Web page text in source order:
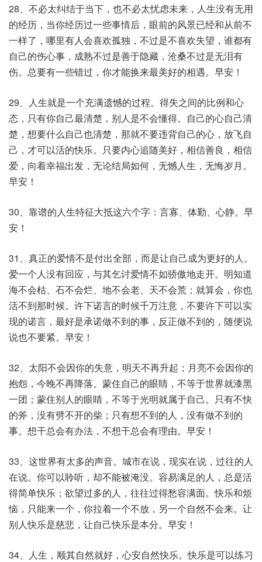
28、不必太纠结于当下，也不必太忧虑未来，人生没有无用
的经历，当你经历过一些事情后，眼前的风景已经和从前不
一样了，哪里有人会喜欢孤独，不过是不喜欢失望，谁都有
自己的伤心事，成熟不过是善于隐藏，沧桑不过是无泪有
伤。总要有一些错过，你才能换来最美好的相遇。早安！
29、人生就是一个充满遗憾的过程。得失之间的比例和心
态，只有你自己最清楚，别人是不会懂得。自己的心自己清
楚，想要什么自己也清楚，那就不要违背自己的心，放飞自
己，才可以活的快乐。只要内心追随美好，相信善良，相信
爱，向着幸福出发，无论结局如何，无憾人生，无悔岁月。
早安！
30、靠谱的人生特征大抵这六个字：言寡、体勤、心静。早
安！
31、真正的爱情不是付出全部，而是让自己成为更好的人。
爱一个人没有回应，与其乞讨爱情不如骄傲地走开。明知道
海不会枯、石不会烂、地不会老、天不会荒；就算会，你也
活不到那时候。许下诺言的时候千万注意，不要许下可以实
现的诺言，最好是承诺做不到的事，反正做不到的，随便说
说也不要紧。早安！
32、太阳不会因你的失意，明天不再升起；月亮不会因你的
抱怨，今晚不再降落。蒙住自己的眼睛，不等于世界就漆黑
一团；蒙住别人的眼睛，不等于光明就属于自己。只有不快
的斧，没有劈不开的柴；只有想不到的人，没有做不到的
事。想干总会有办法，不想干总会有理由。早安！
33、这世界有太多的声音。城市在说，现实在说，过往的人
在说。你可以聆听，却不能被淹没。容易满足的人，总是活
得简单快乐；欲望过多的人，往往过得愁容满面。快乐和烦
恼，只能来一个，你拉着一个不放，另一个自然不会来。让
别人快乐是慈悲，让自己快乐是本分。早安！
34、人生，顺其自然就好，心安自然快乐。快乐是可以练习